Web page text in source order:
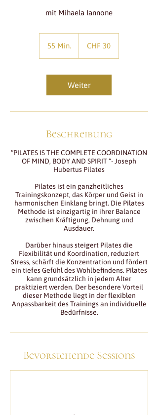
mit Mihaela Iannone
55 Min.
n
.
Franken
CHF 30
Weiter
Beschreibung
“PILATES IS THE COMPLETE COORDINATION
OF MIND, BODY AND SPIRIT “- Joseph
Hubertus Pilates
Pilates ist ein ganzheitliches
Trainingskonzept, das Körper und Geist in
harmonischen Einklang bringt. Die Pilates
Methode ist einzigartig in ihrer Balance
zwischen Kräftigung, Dehnung und
Ausdauer.
Darüber hinaus steigert Pilates die
Flexibilität und Koordination, reduziert
Stress, schärft die Konzentration und fördert
ein tiefes Gefühl des Wohlbefindens. Pilates
kann grundsätzlich in jedem Alter
praktiziert werden. Der besondere Vorteil
dieser Methode liegt in der flexiblen
Anpassbarkeit des Trainings an individuelle
Bedürfnisse.
Bevorstehende Sessions